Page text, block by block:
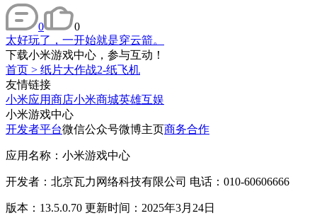
0
0
太好玩了，一开始就是穿云箭。
下载小米游戏中心，参与互动！
首页 > 纸片大作战2-纸飞机
友情链接
小米应用商店小米商城英雄互娱
小米游戏中心
开发者平台微信公众号微博主页商务合作
应用名称：小米游戏中心
开发者：北京瓦力网络科技有限公司 电话：010-60606666
版本：13.5.0.70 更新时间：2025年3月24日